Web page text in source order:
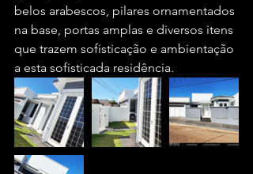
belos arabescos, pilares ornamentados
na base, portas amplas e diversos itens
que trazem sofisticação e ambientação
a esta sofisticada residência.